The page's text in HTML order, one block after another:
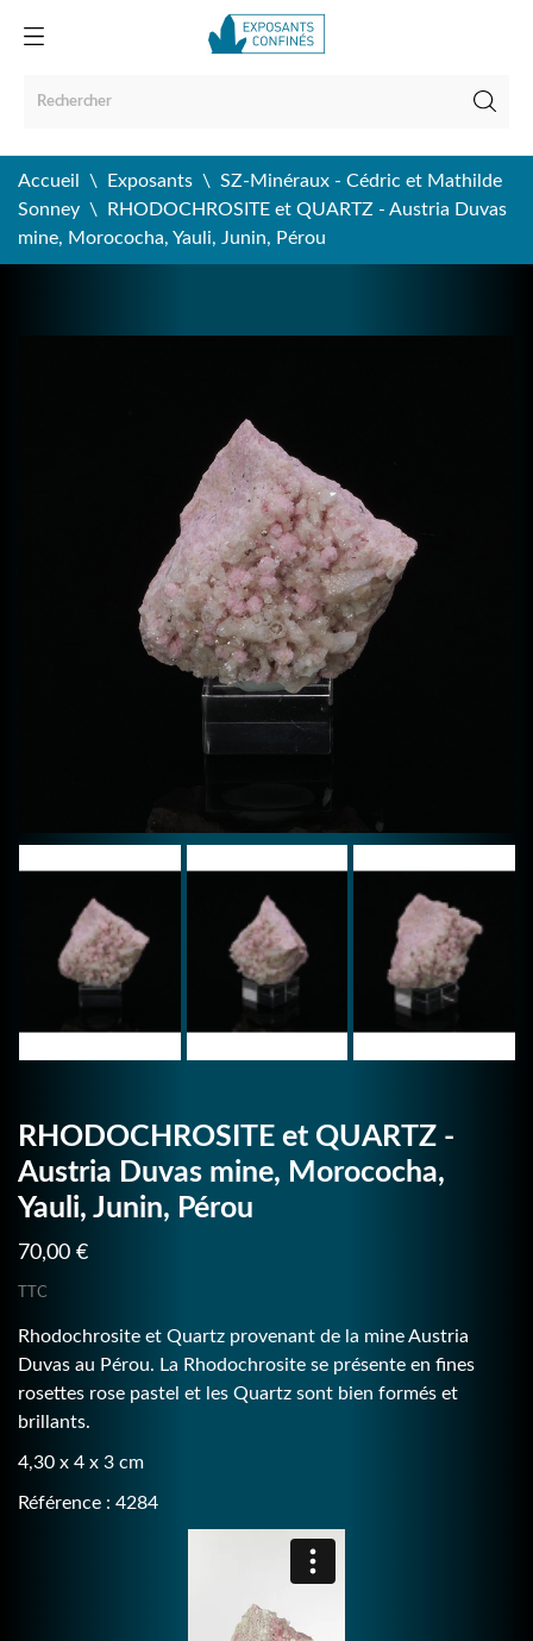
Accueil Exposants
SZ-Minéraux - Cédric et Mathilde
Sonney
RHODOCHROSITE et QUARTZ - Austria Duvas
mine, Morococha, Yauli, Junin, Pérou
RHODOCHROSITE et QUARTZ -
Austria Duvas mine, Morococha,
Yauli, Junin, Pérou
70,00 €
TTC
Rhodochrosite et Quartz provenant de la mine Austria
Duvas au Pérou. La Rhodochrosite se présente en fines
rosettes rose pastel et les Quartz sont bien formés et
brillants.
4,30 x 4 x 3 cm
Référence : 4284